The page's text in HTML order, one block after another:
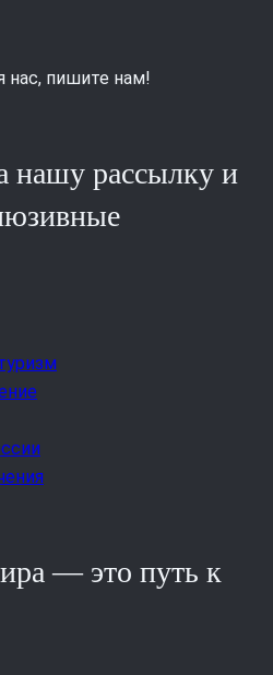
пишите нам!
нашу рассылку и
— это путь к